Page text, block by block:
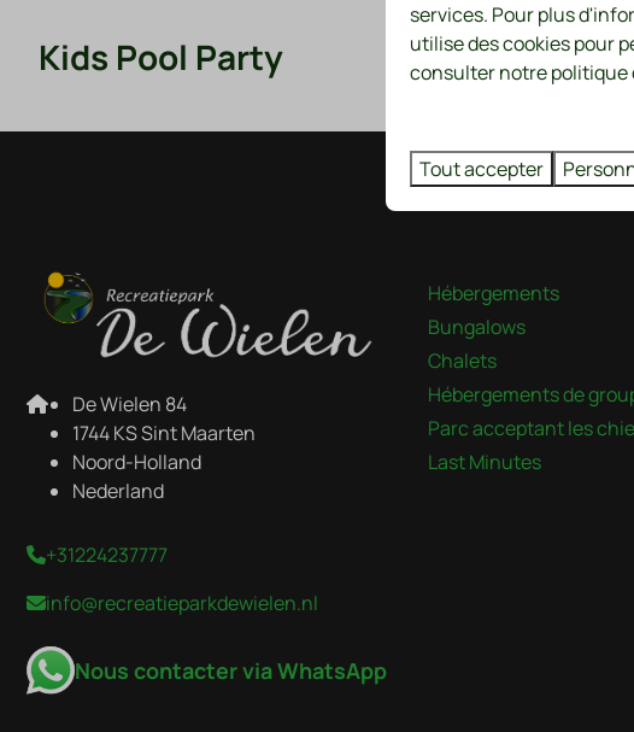
Kids Pool Party
Payer en toute
De Wielen 84
1744 KS Sint Maarten
Noord-Holland
Nederland
+31224237777
info@recreatieparkdewielen.nl
Nous contacter via WhatsApp
Hébergements
Bungalows
Chalets
Hébergements de
Parc acceptant les
Last Minutes
services. Pour plus
utilise des cookies pour
consulter notre
Tout accepter